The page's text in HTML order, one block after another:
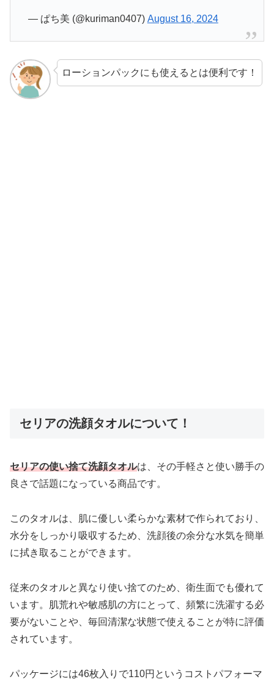
— ぱち美 (@kuriman0407) August 16, 2024
ローションパックにも使えるとは便利です！
セリアの洗顔タオルについて！
セリアの使い捨て洗顔タオルは、その手軽さと使い勝手の
良さで話題になっている商品です。
このタオルは、肌に優しい柔らかな素材で作られており、
水分をしっかり吸収するため、洗顔後の余分な水気を簡単
に拭き取ることができます。
従来のタオルと異なり使い捨てのため、衛生面でも優れて
います。肌荒れや敏感肌の方にとって、頻繁に洗濯する必
要がないことや、毎回清潔な状態で使えることが特に評価
されています。
パッケージには46枚入りで110円というコストパフォーマ